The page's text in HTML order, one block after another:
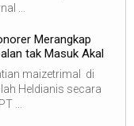
...
Merangkap
tak Masuk Akal
maizetrimal di
Heldianis secara
...